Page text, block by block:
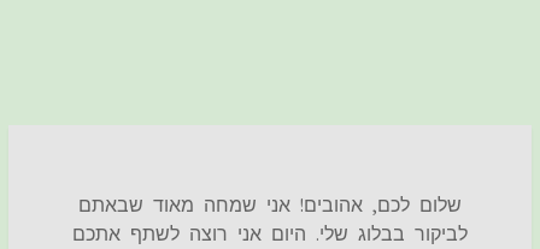
שלום לכם, אהובים! אני שמחה מאוד שבאתם
לביקור בבלוג שלי. היום אני רוצה לשתף אתכם